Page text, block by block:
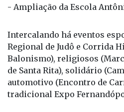
- Ampliação da Escola
Intercalando há eventos
Regional de Judô e Corrida
Balonismo), religiosos
de Santa Rita), solidário
automotivo (Encontro de
tradicional Expo